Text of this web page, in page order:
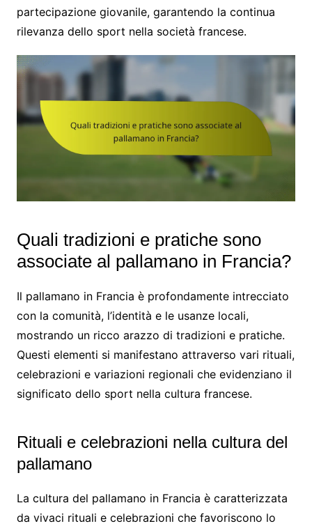
partecipazione giovanile, garantendo la continua
rilevanza dello sport nella società francese.
Quali tradizioni e pratiche sono
associate al pallamano in Francia?
Il pallamano in Francia è profondamente intrecciato
con la comunità, l’identità e le usanze locali,
mostrando un ricco arazzo di tradizioni e pratiche.
Questi elementi si manifestano attraverso vari rituali,
celebrazioni e variazioni regionali che evidenziano il
significato dello sport nella cultura francese.
Rituali e celebrazioni nella cultura del
pallamano
La cultura del pallamano in Francia è caratterizzata
da vivaci rituali e celebrazioni che favoriscono lo